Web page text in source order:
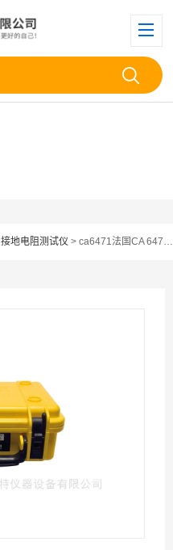
接地电阻测试仪 > ca6471法国CA 6471接地电阻测试仪